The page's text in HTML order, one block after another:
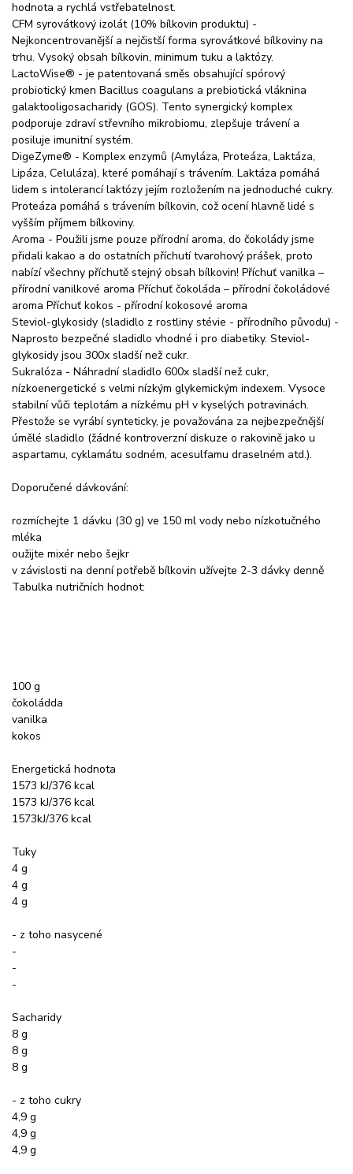
hodnota a rychlá vstřebatelnost.
CFM syrovátkový izolát (10% bílkovin produktu) -
Nejkoncentrovanější a nejčistší forma syrovátkové bílkoviny na
trhu. Vysoký obsah bílkovin, minimum tuku a laktózy.
LactoWise® - je patentovaná směs obsahující spórový
probiotický kmen Bacillus coagulans a prebiotická vláknina
galaktooligosacharidy (GOS). Tento synergický komplex
podporuje zdraví střevního mikrobiomu, zlepšuje trávení a
posiluje imunitní systém.
DigeZyme® - Komplex enzymů (Amyláza, Proteáza, Laktáza,
Lipáza, Celuláza), které pomáhají s trávením. Laktáza pomáhá
lidem s intolerancí laktózy jejím rozložením na jednoduché cukry.
Proteáza pomáhá s trávením bílkovin, což ocení hlavně lidé s
vyšším příjmem bílkoviny.
Aroma - Použili jsme pouze přírodní aroma, do čokolády jsme
přidali kakao a do ostatních příchutí tvarohový prášek, proto
nabízí všechny příchutě stejný obsah bílkovin! Příchuť vanilka –
přírodní vanilkové aroma Příchuť čokoláda – přírodní čokoládové
aroma Příchuť kokos - přírodní kokosové aroma
Steviol-glykosidy (sladidlo z rostliny stévie - přírodního původu) -
Naprosto bezpečné sladidlo vhodné i pro diabetiky. Steviol-
glykosidy jsou 300x sladší než cukr.
Sukralóza - Náhradní sladidlo 600x sladší než cukr,
nízkoenergetické s velmi nízkým glykemickým indexem. Vysoce
stabilní vůči teplotám a nízkému pH v kyselých potravinách.
Přestože se vyrábí synteticky, je považována za nejbezpečnější
úmělé sladidlo (žádné kontroverzní diskuze o rakovině jako u
aspartamu, cyklamátu sodném, acesulfamu draselném atd.).
Doporučené dávkování:
rozmíchejte 1 dávku (30 g) ve 150 ml vody nebo nízkotučného
mléka
oužijte mixér nebo šejkr
v závislosti na denní potřebě bílkovin užívejte 2-3 dávky denně
Tabulka nutričních hodnot:
100 g
čokoládda
vanilka
kokos
Energetická hodnota
1573 kJ/376 kcal
1573 kJ/376 kcal
1573kJ/376 kcal
Tuky
4 g
4 g
4 g
- z toho nasycené
-
-
-
Sacharidy
8 g
8 g
8 g
- z toho cukry
4,9 g
4,9 g
4,9 g